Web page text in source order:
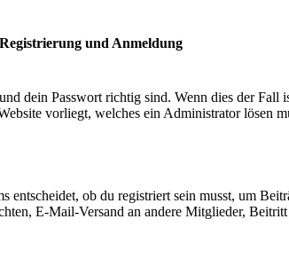
Registrierung und Anmeldung
dein Passwort richtig sind. Wenn dies der
vorliegt, welches ein Administrator lösen
ob du registriert sein musst, um
E-Mail-Versand an andere Mitglieder,